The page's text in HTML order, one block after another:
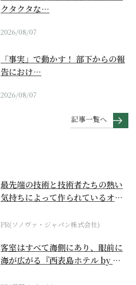
クタクタな…
2026/08/07
「事実」で動かす！ 部下からの報
告におけ…
2026/08/07
記事一覧へ
最先端の技術と技術者たちの熱い
気持ちによって作られているオー
PR(ソノヴァ・ジャパン株式会社)
客室はすべて海側にあり、眼前に
海が広がる『西表島ホテル by 星